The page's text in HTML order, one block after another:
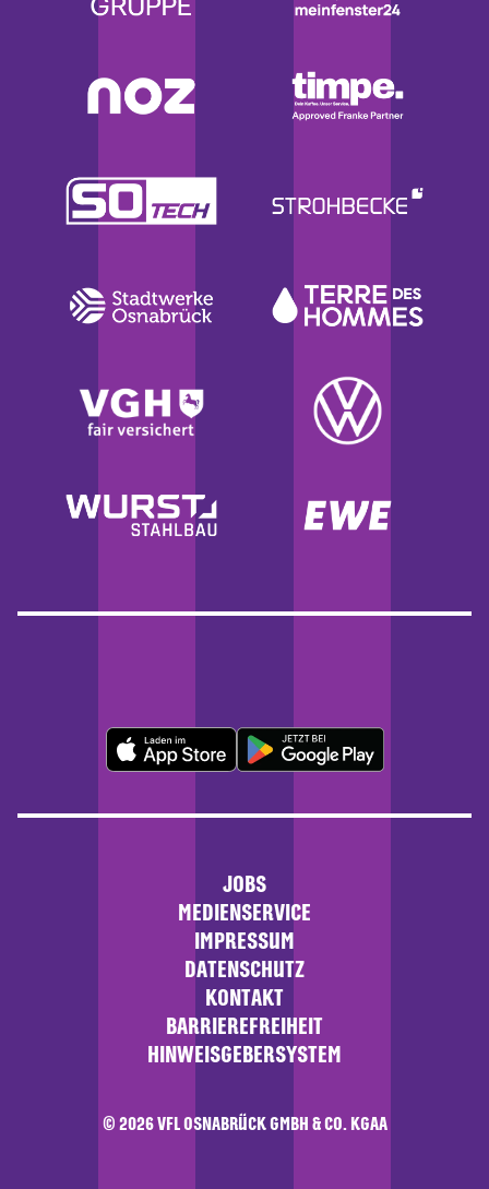
JOBS
MEDIENSERVICE
IMPRESSUM
DATENSCHUTZ
KONTAKT
BARRIEREFREIHEIT
HINWEISGEBERSYSTEM
© 2026 VFL OSNABRÜCK GMBH & CO. KGAA